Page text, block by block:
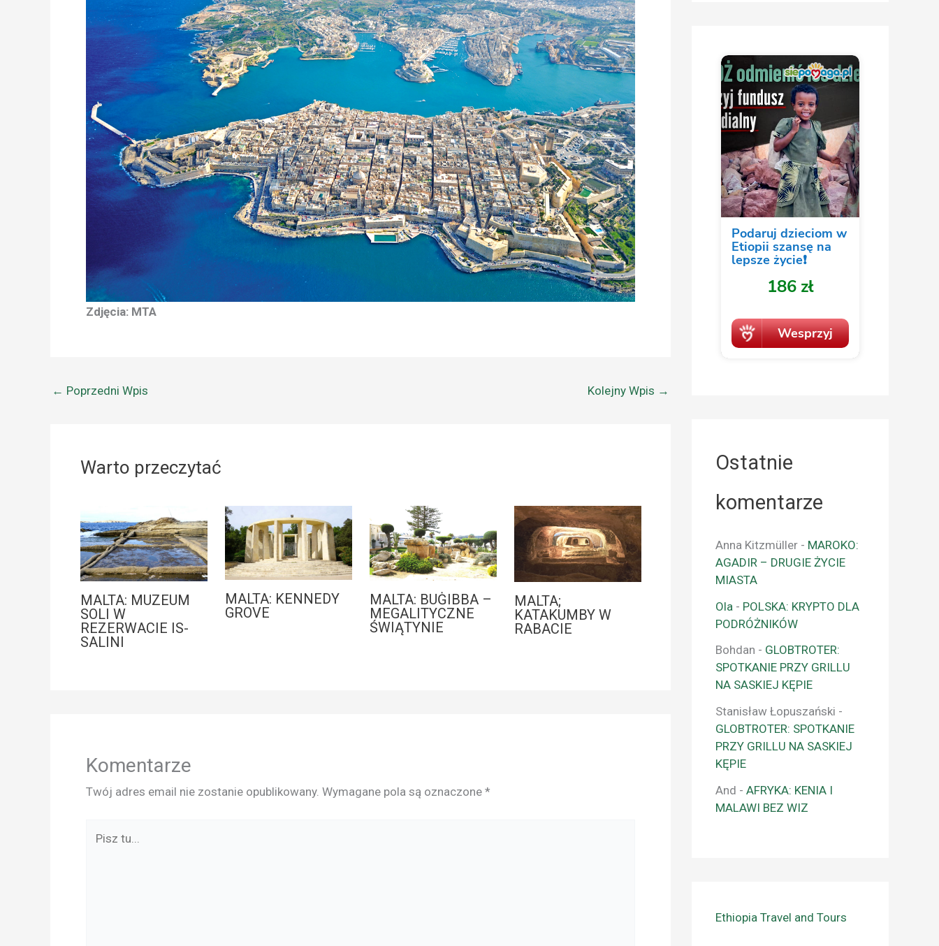
Zdjęcia: MTA
← Poprzedni Wpis Kolejny Wpis →
Warto przeczytać
MALTA: MUZEUM
SOLI W
REZERWACIE IS-
SALINI
MALTA: KENNEDY
GROVE
MALTA: BUĠIBBA –
MEGALITYCZNE
ŚWIĄTYNIE
MALTA;
KATAKUMBY W
RABACIE
Komentarze
Twój adres email nie zostanie opublikowany. Wymagane pola są oznaczone *
Ostatnie
komentarze
Anna Kitzmüller - MAROKO:
AGADIR – DRUGIE ŻYCIE
MIASTA
Ola - POLSKA: KRYPTO DLA
PODRÓŻNIKÓW
Bohdan - GLOBTROTER:
SPOTKANIE PRZY GRILLU
NA SASKIEJ KĘPIE
Stanisław Łopuszański -
GLOBTROTER: SPOTKANIE
PRZY GRILLU NA SASKIEJ
KĘPIE
And - AFRYKA: KENIA I
MALAWI BEZ WIZ
Ethiopia Travel and Tours